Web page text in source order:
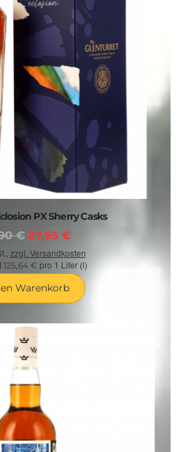
PX Sherry Casks
€ 87,95 €
zzgl. Versandkosten
125,64 € pro 1 Liter (l)
Warenkorb